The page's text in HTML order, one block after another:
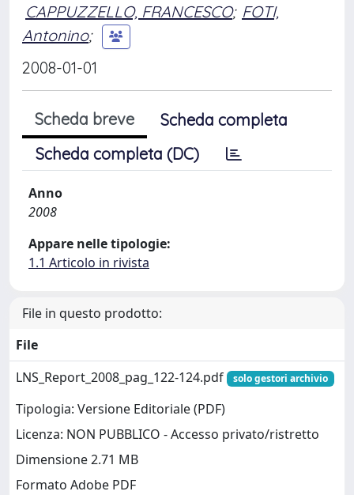
CAPPUZZELLO, FRANCESCO; FOTI,
Antonino;
2008-01-01
Scheda breve
Scheda completa
Scheda completa (DC)
Anno
2008
Appare nelle tipologie:
1.1 Articolo in rivista
File in questo prodotto:
File
LNS_Report_2008_pag_122-124.pdf
solo gestori archivio
Tipologia: Versione Editoriale (PDF)
Licenza: NON PUBBLICO - Accesso privato/ristretto
Dimensione 2.71 MB
Formato Adobe PDF